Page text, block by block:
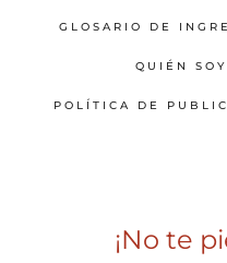
GLOSARIO DE
QUIÉN SOY
POLÍTICA DE
¡No te